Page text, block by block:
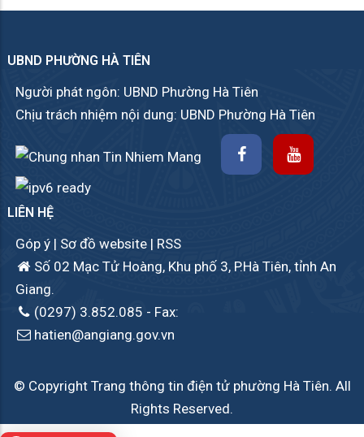
UBND PHƯỜNG HÀ TIÊN
Người phát ngôn: UBND Phường Hà Tiên
Chịu trách nhiệm nội dung: UBND Phường Hà Tiên
LIÊN HỆ
Góp ý | Sơ đồ website | RSS
Số 02 Mạc Tử Hoàng, Khu phố 3, P.Hà Tiên, tỉnh An
Giang.
(0297) 3.852.085 - Fax:
hatien@angiang.gov.vn
© Copyright Trang thông tin điện tử phường Hà Tiên. All
Rights Reserved.